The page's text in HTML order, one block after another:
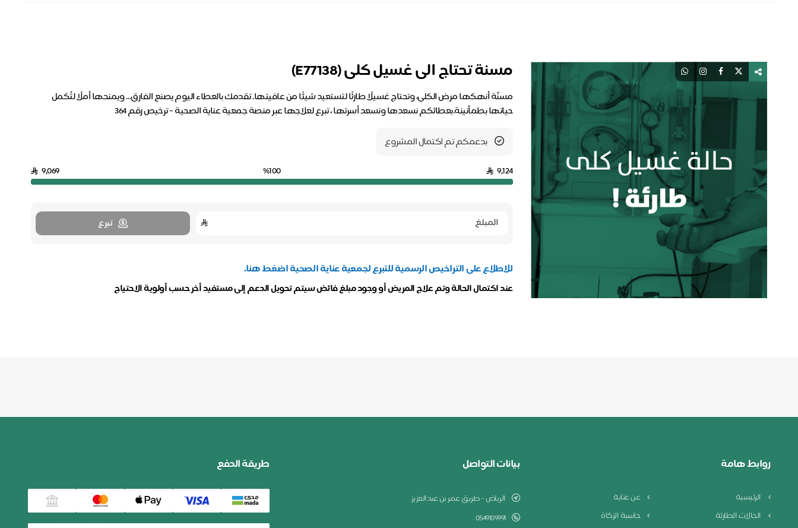
مسنة تحتاج الى غسيل كلى (E77138)
مسنّة أنهكها مرض الكلى، وتحتاج غسيلًا طارئًا لتستعيد شيئًا من عافيتها. تقدمك بالعطاء اليوم يصنع الفارق… ويمنحها أملًا لتُكمل
حياتها بطمأنينة.بعطائكم نسعدها ونسعد أسرتها ، تبرع لعلاجها عبر منصة جمعية عناية الصحية - ترخيص رقم 364
بدعمكم تم اكتمال المشروع
9,124
%100
9,069
تبرع
للاطلاع على التراخيص الرسمية للتبرع لجمعية عناية الصحية اضغط هنا.
عند اكتمال الحالة وتم علاج المريض أو وجود مبلغ فائض سيتم تحويل الدعم إلى مستفيد أخر حسب أولوية الاحتياج
روابط هامة
الرئيسية
عن عناية
الحالات الطارئة
حاسبة الزكاة
بيانات التواصل
الرياض - طريق عمر بن عبدالعزيز
0549109991
طريقة الدفع